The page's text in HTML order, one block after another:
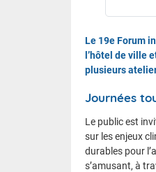
Le 19e Forum
l’hôtel de ville
plusieurs
Journées
Le public est
sur les enjeux
durables pour
s’amusant, à